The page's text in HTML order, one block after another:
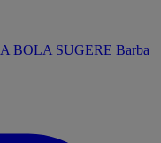
A BOLA SUGERE Barba